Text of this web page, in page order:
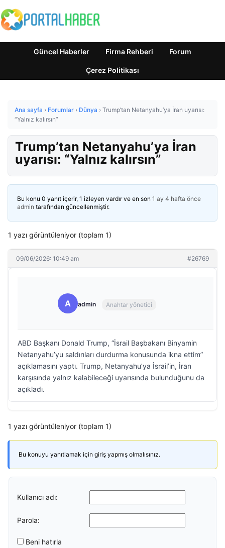
Güncel Haberler Firma Rehberi Forum
Çerez Politikası
Ana sayfa › Forumlar › Dünya › Trump’tan Netanyahu’ya İran uyarısı:
“Yalnız kalırsın”
Trump’tan Netanyahu’ya İran
uyarısı: “Yalnız kalırsın”
Bu konu 0 yanıt içerir, 1 izleyen vardır ve en son 1 ay 4 hafta önce
admin tarafından güncellenmiştir.
1 yazı görüntüleniyor (toplam 1)
09/06/2026: 10:49 am #26769
A admin Anahtar yönetici
ABD Başkanı Donald Trump, “İsrail Başbakanı Binyamin
Netanyahu’yu saldırıları durdurma konusunda ikna ettim”
açıklamasını yaptı. Trump, Netanyahu’ya İsrail’in, İran
karşısında yalnız kalabileceği uyarısında bulunduğunu da
açıkladı.
1 yazı görüntüleniyor (toplam 1)
Bu konuyu yanıtlamak için giriş yapmış olmalısınız.
Kullanıcı adı:
Parola:
Beni hatırla